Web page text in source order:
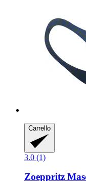
Carrello
3.0 (1)
Zoeppritz